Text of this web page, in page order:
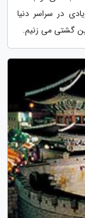
در سراسر دنیا
گشتی می زنیم.